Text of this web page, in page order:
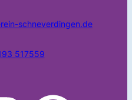
schneverdingen.de
517559